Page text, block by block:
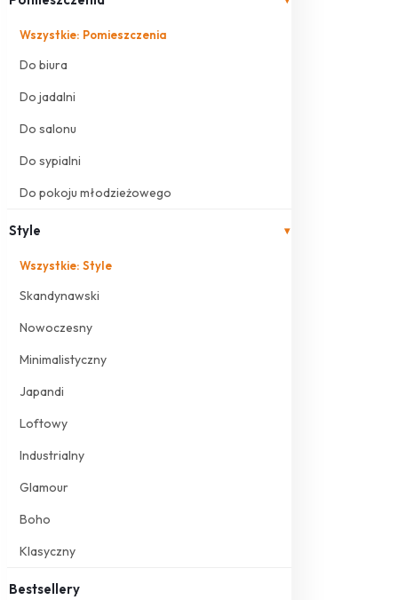
Wszystkie: Pomieszczenia
Do biura
Do jadalni
Do salonu
Do sypialni
Do pokoju młodzieżowego
Style ▾
Wszystkie: Style
Skandynawski
Nowoczesny
Minimalistyczny
Japandi
Loftowy
Industrialny
Glamour
Boho
Klasyczny
Bestsellery